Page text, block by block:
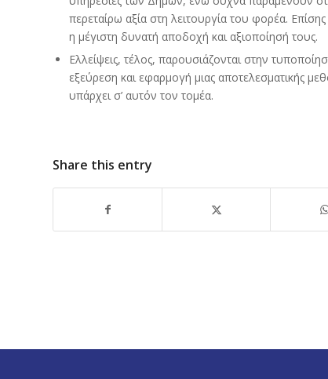
περεταίρω αξία στη λειτουργία του φορέα.
η μέγιστη δυνατή αποδοχή και αξιοποίησή τους.
Ελλείψεις, τέλος, παρουσιάζονται στην
εξεύρεση και εφαρμογή μιας αποτελεσματικής
υπάρχει σ’ αυτόν τον τομέα.
Share this entry